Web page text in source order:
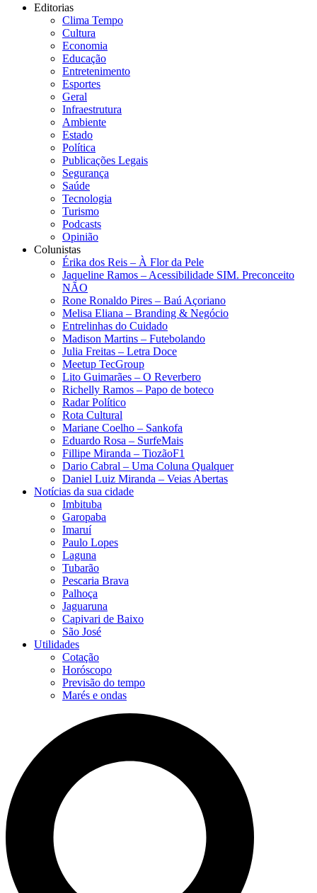
Editorias
Clima Tempo
Cultura
Economia
Educação
Entretenimento
Esportes
Geral
Infraestrutura
Ambiente
Estado
Política
Publicações Legais
Segurança
Saúde
Tecnologia
Turismo
Podcasts
Opinião
Colunistas
Érika dos Reis​ – À Flor da Pele
Jaqueline Ramos – Acessibilidade SIM. Preconceito
NÃO
Rone Ronaldo Pires – Baú Açoriano
Melisa Eliana – Branding & Negócio
Entrelinhas do Cuidado
Madison Martins – Futebolando
Julia Freitas​ – Letra Doce
Meetup TecGroup
Lito Guimarães – O Reverbero
Richelly Ramos​ – Papo de boteco
Radar Político
Rota Cultural
Mariane Coelho – Sankofa
Eduardo Rosa​ – SurfeMais
Fillipe Miranda – TiozãoF1
Dario Cabral – Uma Coluna Qualquer
Daniel Luiz Miranda – Veias Abertas
Notícias da sua cidade
Imbituba
Garopaba
Imaruí
Paulo Lopes
Laguna
Tubarão
Pescaria Brava
Palhoça
Jaguaruna
Capivari de Baixo
São José
Utilidades
Cotação
Horóscopo
Previsão do tempo
Marés e ondas